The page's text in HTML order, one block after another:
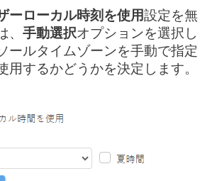
ーローカル時刻を使用設定を無
手動選択オプションを選択し
ールタイムゾーンを手動で指定
用するかどうかを決定します。